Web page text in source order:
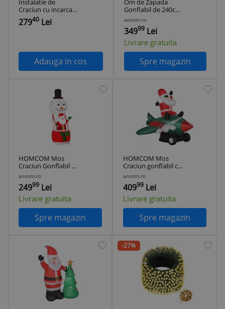
Instalatie de
Craciun cu incarcare
solara, 1000 led,
100M, TAG
27940 Lei
Adauga in cos
Om de Zapada
Gonflabil de 240cm,
Decoratiune de
Craciun pentru
Exterior cu Lumini
cu LED, decoratiune
gonflabila
HOMCOM | Aosom
Romania
aosom.ro
34999Lei
Livrare gratuita
Spre magazin
HOMCOM Mos
Craciun Gonflabil pe
Balon cu Lumini
LED Integrate,
Decoratiune de
Craciun pentru
Exterior | AOSOM
RO
aosom.ro
24999 Lei
Livrare gratuita
Spre magazin
HOMCOM Mos
Craciun gonflabil cu
Lumini LED pentru
Exterior
decoratiune de
Craciun | Aosom
Romania
aosom.ro
40999 Lei
Livrare gratuita
Spre magazin
-27%